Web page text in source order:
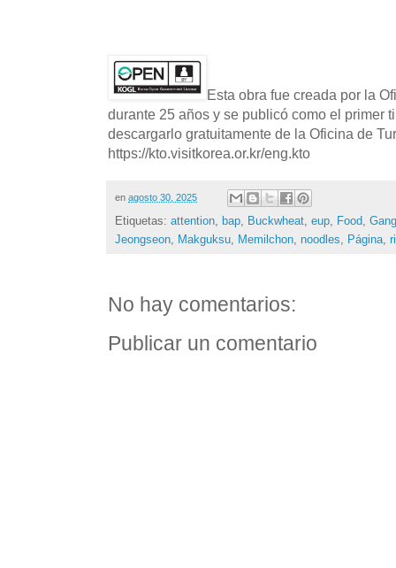
Esta obra fue creada por la
durante 25 años y se publicó como el primer
descargarlo gratuitamente de la Oficina de
https://kto.visitkorea.or.kr/eng.kto
en agosto 30, 2025
Etiquetas: attention, bap, Buckwheat, eup, Food,
Jeongseon, Makguksu, Memilchon, noodles, Página,
No hay comentarios:
Publicar un comentario